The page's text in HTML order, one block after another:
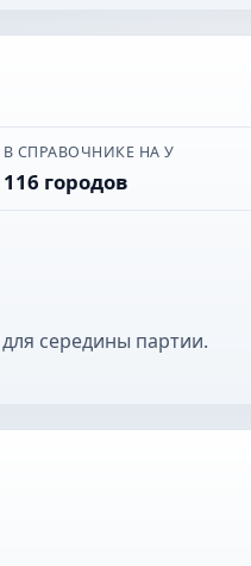
В СПРАВОЧНИКЕ НА У
116 городов
середины партии.